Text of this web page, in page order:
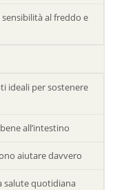
al freddo e
ideali per sostenere
all’intestino
aiutare davvero
salute quotidiana